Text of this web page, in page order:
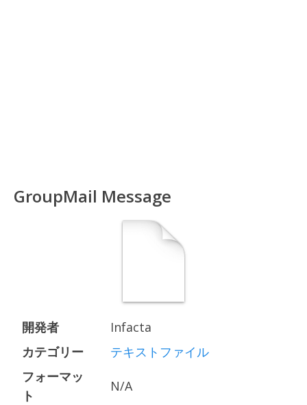
GroupMail Message
開発者
Infacta
カテゴリー
テキストファイル
フォーマッ
ト
N/A